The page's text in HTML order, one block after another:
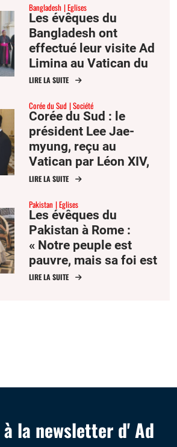
Bangladesh Eglises
Les évêques du
Bangladesh ont
effectué leur visite Ad
Limina au Vatican du
22 au 27 juin.
LIRE LA SUITE
Corée du Sud Société
Corée du Sud : le
président Lee Jae-
myung, reçu au
Vatican par Léon XIV,
attire l’attention sur la
LIRE LA SUITE
Pakistan Eglises
Les évêques du
Pakistan à Rome :
« Notre peuple est
pauvre, mais sa foi est
forte »
LIRE LA SUITE
la newsletter d' Ad